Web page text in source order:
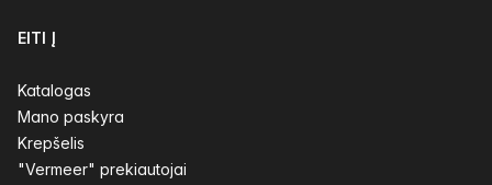
EITI Į
Katalogas
Mano paskyra
Krepšelis
"Vermeer" prekiautojai